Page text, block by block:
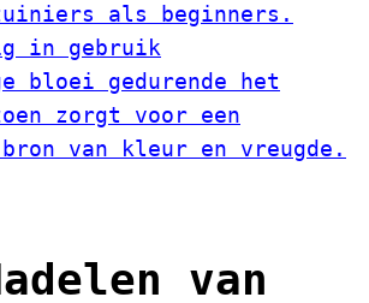
als beginners.
in gebruik
bloei gedurende het
zorgt voor een
van kleur en vreugde.
van